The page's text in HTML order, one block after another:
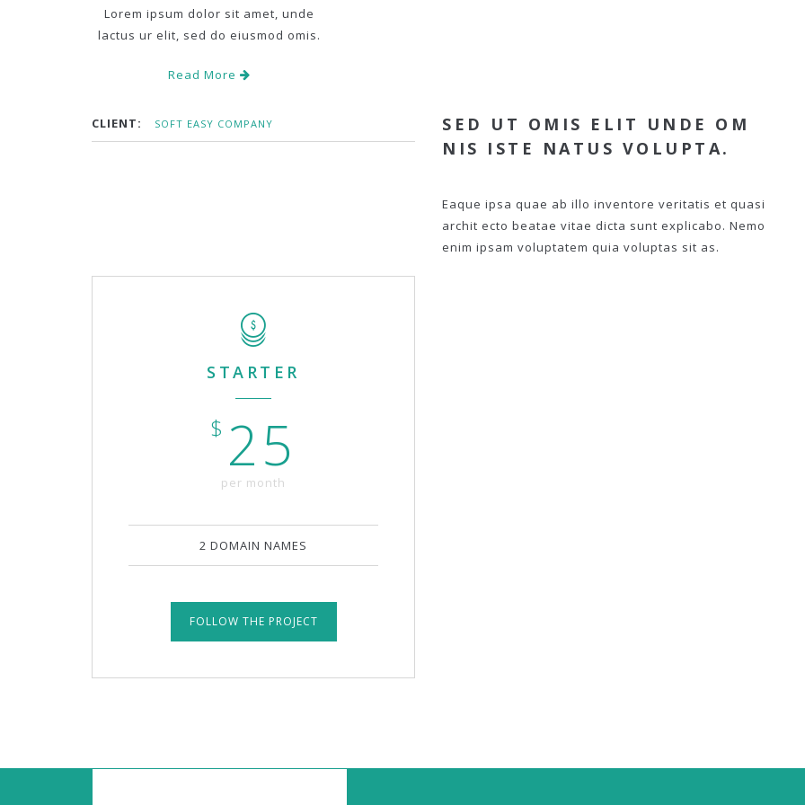
Lorem ipsum dolor sit amet, unde
lactus ur elit, sed do eiusmod omis.
Read More
CLIENT: SOFT EASY COMPANY
SED UT OMIS ELIT UNDE OM
NIS ISTE NATUS VOLUPTA.
Eaque ipsa quae ab illo inventore veritatis et quasi
archit ecto beatae vitae dicta sunt explicabo. Nemo
enim ipsam voluptatem quia voluptas sit as.
STARTER
$ 25
per month
2 DOMAIN NAMES
FOLLOW THE PROJECT